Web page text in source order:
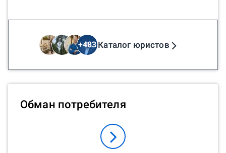
+483Каталог юристов
Обман потребителя